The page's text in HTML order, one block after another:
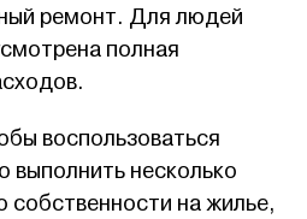
ремонт. Для людей
полная
воспользоваться
выполнить несколько
собственности на жилье,